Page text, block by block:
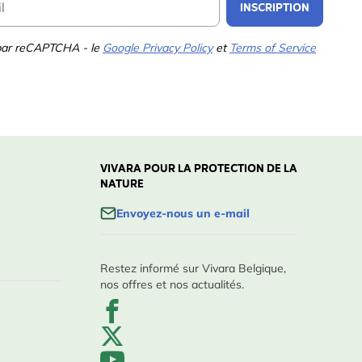
INSCRIPTION
reCAPTCHA - le Google Privacy Policyet Terms of Service
VIVARA POUR LA PROTECTION DE LA
NATURE
Envoyez-nous un e-mail
Restez informé sur Vivara Belgique,
nos offres et nos actualités.